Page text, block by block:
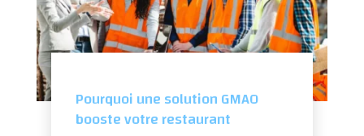
Pourquoi une solution GMAO
booste votre restaurant